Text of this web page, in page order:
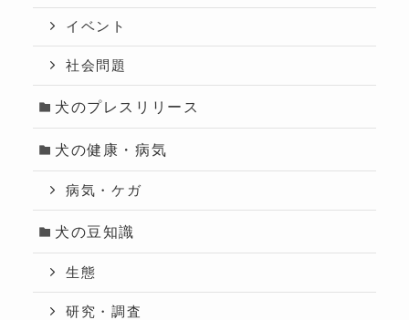
イベント
社会問題
犬のプレスリリース
犬の健康・病気
病気・ケガ
犬の豆知識
生態
研究・調査